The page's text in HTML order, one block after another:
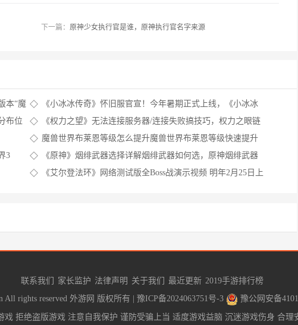
下一篇： 原神少女执行官是谁，原神执行官名字来源
本“魔
《小冰冰传奇》怀旧服官宣！今年暑期正式上线，《小冰冰
传奇》官网
布位
《权力之望》无法连接服务器/连接失败搞技巧，权力之眼链
接
魔兽世界布莱恩等级怎么提升魔兽世界布莱恩等级快速提升
技巧，魔兽世界布莱恩的踪迹位置分享里
3
《原神》烟绯武器选择详解烟绯武器如何选，原神烟绯武器
如何获得
《艾尔登法环》网络测试版全Boss战演示视频 明年2月25日上
联系我们 家长监护 法律声明 关于我们 最近更新 2019手游排行榜
All rights reserved 外游网 版权所有 | 豫ICP备2024063751号-3 豫公网安备
戏 拒绝盗版游戏 注意自我保护 谨防受骗上当 适度游戏益脑 沉迷游戏伤身 合理